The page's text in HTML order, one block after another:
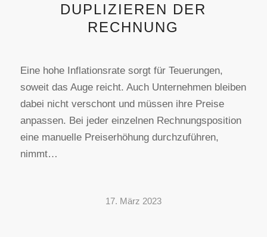
DUPLIZIEREN DER
RECHNUNG
Eine hohe Inflationsrate sorgt für Teuerungen,
soweit das Auge reicht. Auch Unternehmen bleiben
dabei nicht verschont und müssen ihre Preise
anpassen. Bei jeder einzelnen Rechnungsposition
eine manuelle Preiserhöhung durchzuführen,
nimmt…
17. März 2023